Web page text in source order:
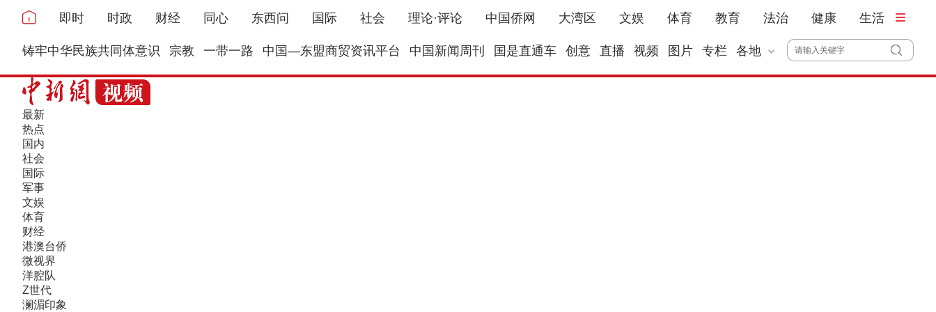
即时 时政 财经 同心 东西问 国际 社会 理论·评论 中国侨网 大湾区 文娱 体育 教育 法治 健康 生活
铸牢中华民族共同体意识 宗教 一带一路 中国—东盟商贸资讯平台 中国新闻周刊 国是直通车 创意 直播 视频 图片 专栏 各地
最新
热点
国内
社会
国际
军事
文娱
体育
财经
港澳台侨
微视界
洋腔队
Z世代
澜湄印象